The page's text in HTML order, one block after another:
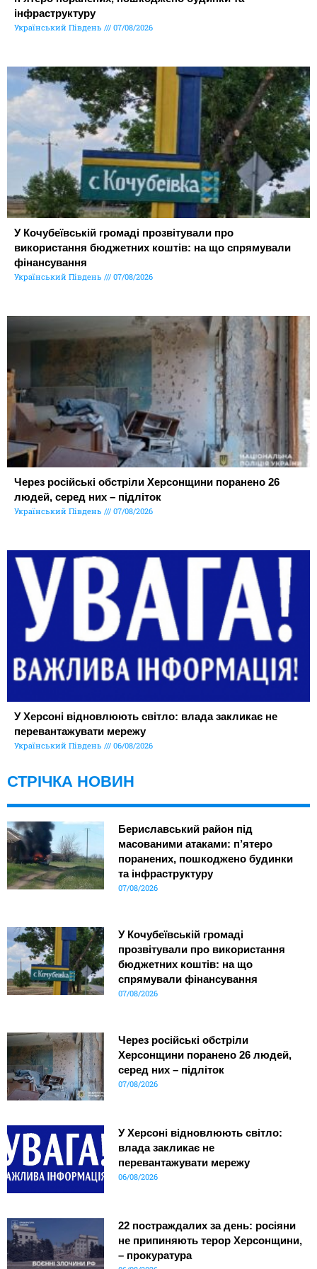
інфраструктуру
Український Південь 07/08/2026
У Кочубеївській громаді прозвітували про
використання бюджетних коштів: на що спрямували
фінансування
Український Південь 07/08/2026
Через російські обстріли Херсонщини поранено 26
людей, серед них – підліток
Український Південь 07/08/2026
У Херсоні відновлюють світло: влада закликає не
перевантажувати мережу
Український Південь 06/08/2026
СТРІЧКА НОВИН
Бериславський район під
масованими атаками: п’ятеро
поранених, пошкоджено будинки
та інфраструктуру
07/08/2026
У Кочубеївській громаді
прозвітували про використання
бюджетних коштів: на що
спрямували фінансування
07/08/2026
Через російські обстріли
Херсонщини поранено 26 людей,
серед них – підліток
07/08/2026
У Херсоні відновлюють світло:
влада закликає не
перевантажувати мережу
06/08/2026
22 постраждалих за день: росіяни
не припиняють терор Херсонщини,
– прокуратура